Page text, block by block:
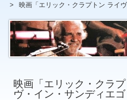
映画「エリック・クラプトン ライ
映画「エリック・クラ
ヴ・イン・サンディエゴ